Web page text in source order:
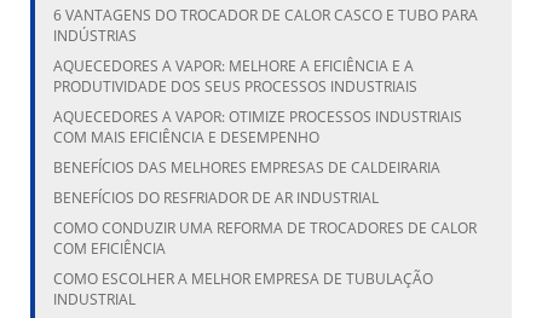
6 VANTAGENS DO TROCADOR DE CALOR CASCO E TUBO PARA
INDÚSTRIAS
AQUECEDORES A VAPOR: MELHORE A EFICIÊNCIA E A
PRODUTIVIDADE DOS SEUS PROCESSOS INDUSTRIAIS
AQUECEDORES A VAPOR: OTIMIZE PROCESSOS INDUSTRIAIS
COM MAIS EFICIÊNCIA E DESEMPENHO
BENEFÍCIOS DAS MELHORES EMPRESAS DE CALDEIRARIA
BENEFÍCIOS DO RESFRIADOR DE AR INDUSTRIAL
COMO CONDUZIR UMA REFORMA DE TROCADORES DE CALOR
COM EFICIÊNCIA
COMO ESCOLHER A MELHOR EMPRESA DE TUBULAÇÃO
INDUSTRIAL